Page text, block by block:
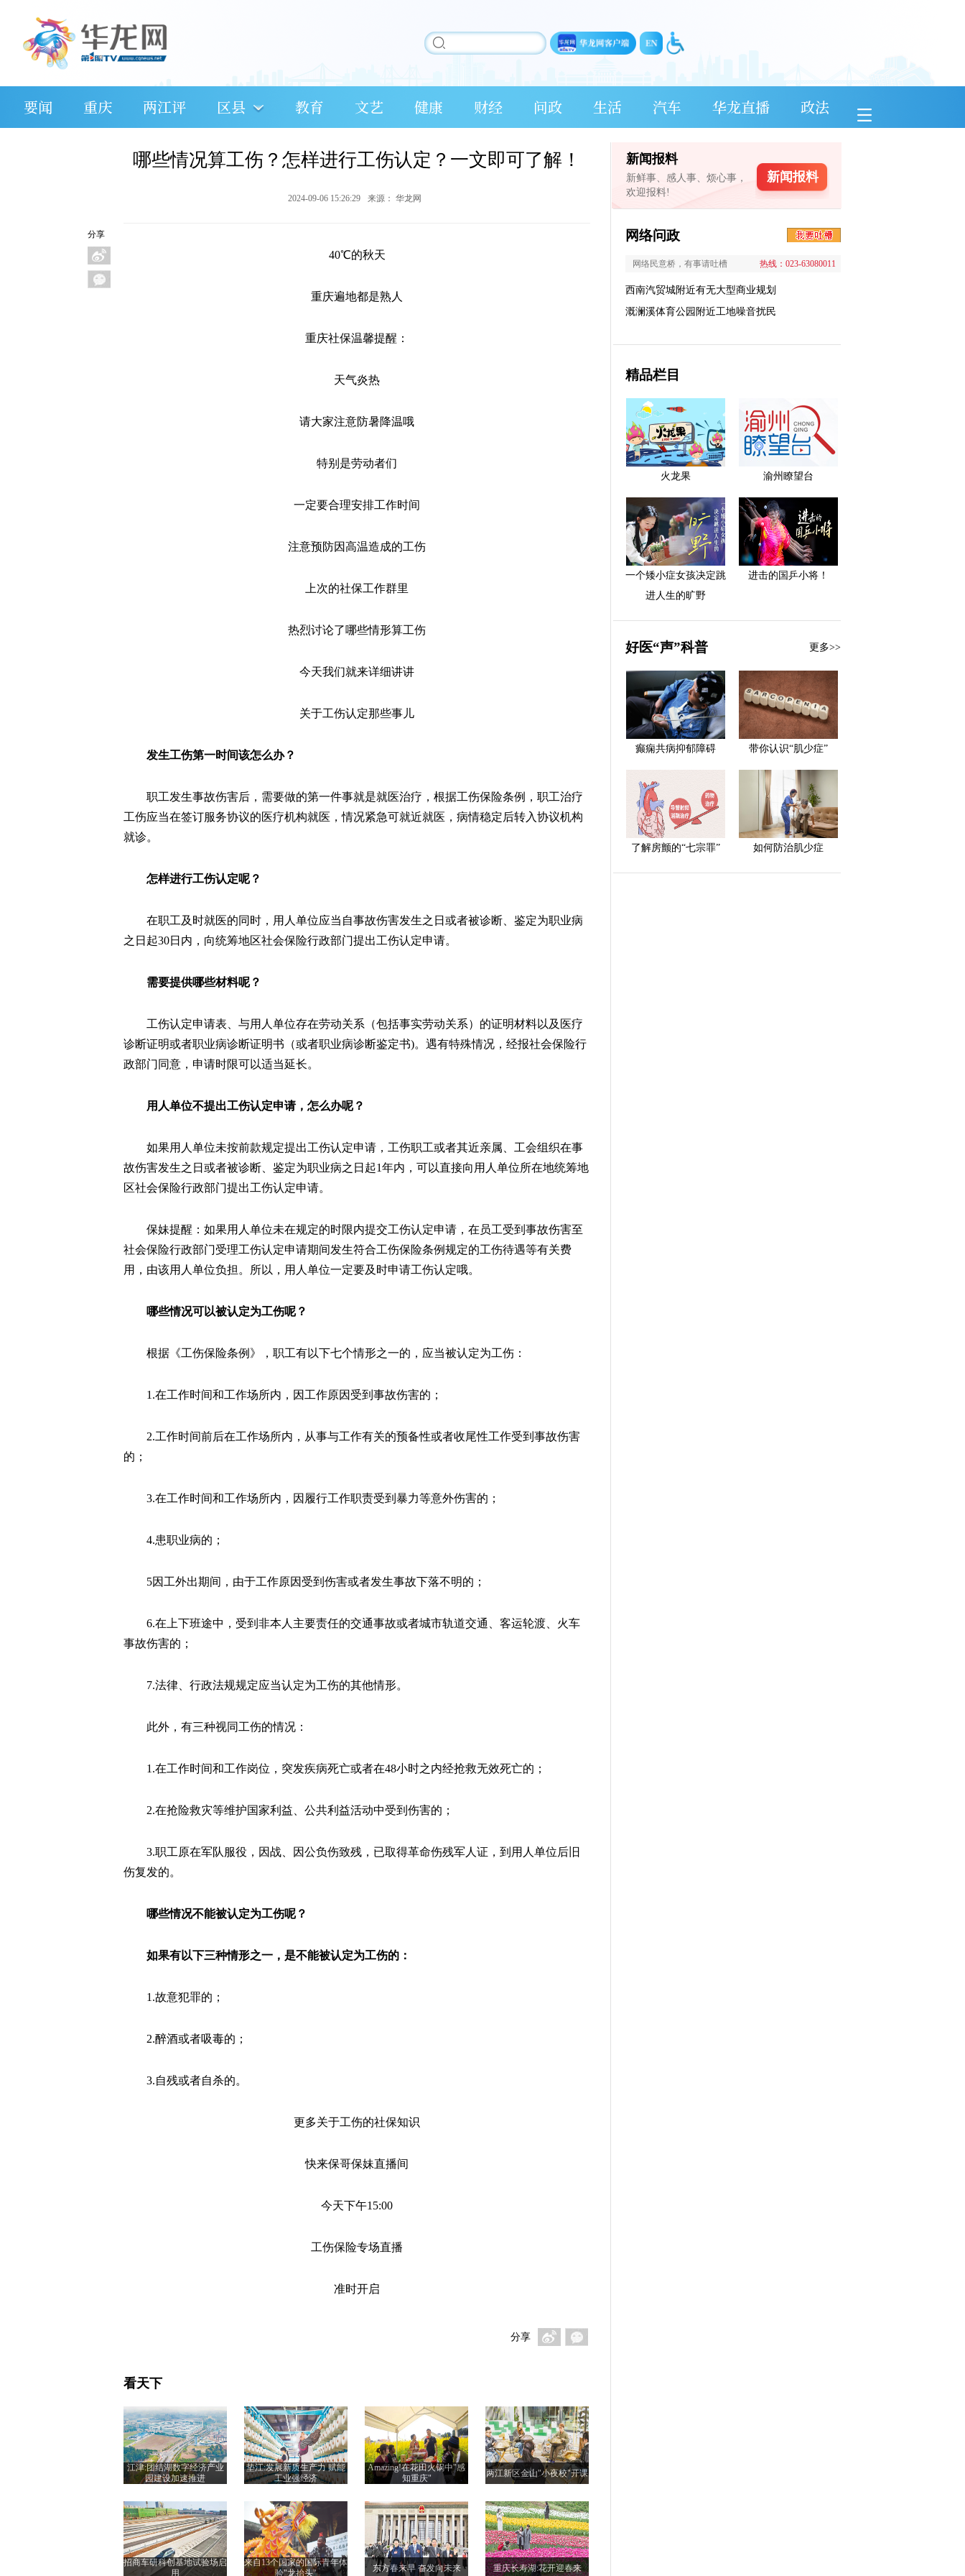
要闻 重庆 两江评 区县 教育 文艺 健康 财经 问政 生活 汽车 华龙直播 政法
分享
哪些情况算工伤？怎样进行工伤认定？一文即可了解！
2024-09-06 15:26:29 来源： 华龙网
40℃的秋天
重庆遍地都是熟人
重庆社保温馨提醒：
天气炎热
请大家注意防暑降温哦
特别是劳动者们
一定要合理安排工作时间
注意预防因高温造成的工伤
上次的社保工作群里
热烈讨论了哪些情形算工伤
今天我们就来详细讲讲
关于工伤认定那些事儿
发生工伤第一时间该怎么办？
职工发生事故伤害后，需要做的第一件事就是就医治疗，根据工伤保险条例，职工治疗
工伤应当在签订服务协议的医疗机构就医，情况紧急可就近就医，病情稳定后转入协议机构
就诊。
怎样进行工伤认定呢？
在职工及时就医的同时，用人单位应当自事故伤害发生之日或者被诊断、鉴定为职业病
之日起30日内，向统筹地区社会保险行政部门提出工伤认定申请。
需要提供哪些材料呢？
工伤认定申请表、与用人单位存在劳动关系（包括事实劳动关系）的证明材料以及医疗
诊断证明或者职业病诊断证明书（或者职业病诊断鉴定书)。遇有特殊情况，经报社会保险行
政部门同意，申请时限可以适当延长。
用人单位不提出工伤认定申请，怎么办呢？
如果用人单位未按前款规定提出工伤认定申请，工伤职工或者其近亲属、工会组织在事
故伤害发生之日或者被诊断、鉴定为职业病之日起1年内，可以直接向用人单位所在地统筹地
区社会保险行政部门提出工伤认定申请。
保妹提醒：如果用人单位未在规定的时限内提交工伤认定申请，在员工受到事故伤害至
社会保险行政部门受理工伤认定申请期间发生符合工伤保险条例规定的工伤待遇等有关费
用，由该用人单位负担。所以，用人单位一定要及时申请工伤认定哦。
哪些情况可以被认定为工伤呢？
根据《工伤保险条例》，职工有以下七个情形之一的，应当被认定为工伤：
1.在工作时间和工作场所内，因工作原因受到事故伤害的；
2.工作时间前后在工作场所内，从事与工作有关的预备性或者收尾性工作受到事故伤害
的；
3.在工作时间和工作场所内，因履行工作职责受到暴力等意外伤害的；
4.患职业病的；
5因工外出期间，由于工作原因受到伤害或者发生事故下落不明的；
6.在上下班途中，受到非本人主要责任的交通事故或者城市轨道交通、客运轮渡、火车
事故伤害的；
7.法律、行政法规规定应当认定为工伤的其他情形。
此外，有三种视同工伤的情况：
1.在工作时间和工作岗位，突发疾病死亡或者在48小时之内经抢救无效死亡的；
2.在抢险救灾等维护国家利益、公共利益活动中受到伤害的；
3.职工原在军队服役，因战、因公负伤致残，已取得革命伤残军人证，到用人单位后旧
伤复发的。
哪些情况不能被认定为工伤呢？
如果有以下三种情形之一，是不能被认定为工伤的：
1.故意犯罪的；
2.醉酒或者吸毒的；
3.自残或者自杀的。
更多关于工伤的社保知识
快来保哥保妹直播间
今天下午15:00
工伤保险专场直播
准时开启
分享
看天下
江津:团结湖数字经济产业
园建设加速推进
垫江:发展新质生产力 赋能
工业强经济
Amazing!在花田火锅中"感
知重庆"
两江新区金山"小夜校"开课
招商车研科创基地试验场启
用
来自13个国家的国际青年体
验"龙抬头"
东方春来早 奋发向未来 重庆长寿湖:花开迎春来
新闻报料
新鲜事、感人事、烦心事，
欢迎报料!
新闻报料
网络问政
网络民意桥，有事请吐槽 热线：023-63080011
西南汽贸城附近有无大型商业规划
溉澜溪体育公园附近工地噪音扰民
精品栏目
火龙果 渝州瞭望台
一个矮小症女孩决定跳
进人生的旷野
进击的国乒小将！
好医“声”科普 更多>>
癫痫共病抑郁障碍 带你认识“肌少症”
了解房颤的“七宗罪” 如何防治肌少症